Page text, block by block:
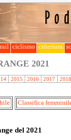
ciclismo criterium
2021
2015 2016 2017 2018
Classifica
del 2021